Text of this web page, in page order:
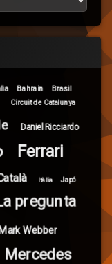
Bahrain
Brasil
Circuit de Catalunya
Daniel Ricciardo
Ferrari
Itàlia Japó
pregunta
Mark Webber
Mercedes